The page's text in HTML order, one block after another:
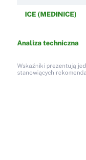
ICE (MEDINICE)
Analiza techniczna
Wskaźniki prezentują
stanowiących